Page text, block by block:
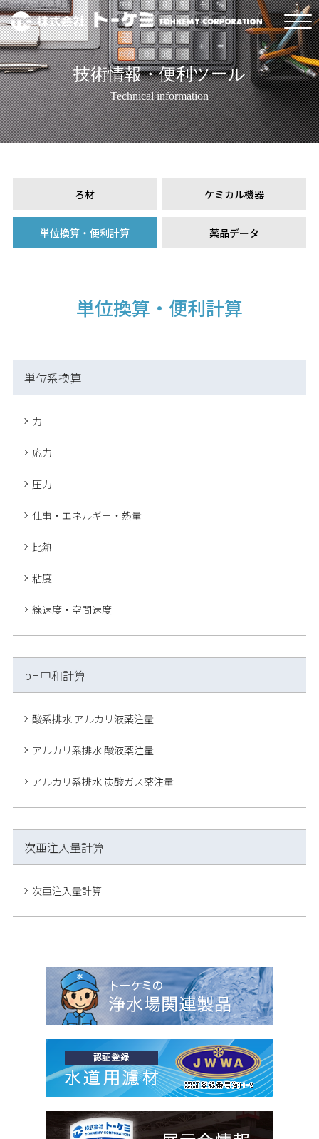
技術情報・便利ツール
Technical information
ろ材 ケミカル機器
単位換算・便利計算 薬品データ
単位換算・便利計算
単位系換算
力
応力
圧力
仕事・エネルギー・熱量
比熱
粘度
線速度・空間速度
pH中和計算
酸系排水 アルカリ液薬注量
アルカリ系排水 酸液薬注量
アルカリ系排水 炭酸ガス薬注量
次亜注入量計算
次亜注入量計算